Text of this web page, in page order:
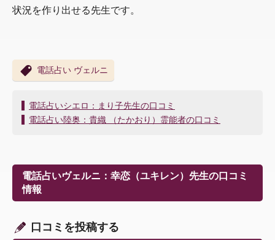
状況を作り出せる先生です。
電話占い ヴェルニ
投
稿
ー
シ
ョ
電話占いシエロ：まり子先生の口コミ
電話占い陸奥：貴織 （たかおり）霊能者の口コミ
電話占いヴェルニ：幸恋（ユキレン）先生の口コミ
情報
口コミを投稿する